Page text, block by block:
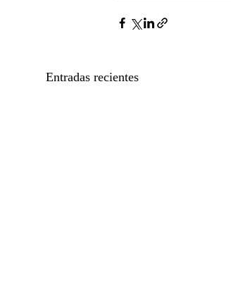
Entradas recientes